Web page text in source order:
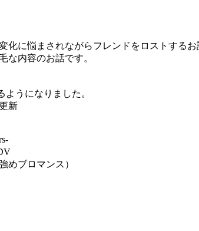
化に悩まされながらフレンドをロストする
な内容のお話です。
うになりました。
新
ブロマンス）